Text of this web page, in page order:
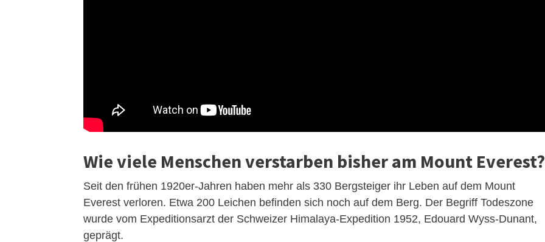
Wie viele Menschen verstarben bisher am Mount Everest?
Seit den frühen 1920er-Jahren haben mehr als 330 Bergsteiger ihr Leben auf dem Mount
Everest verloren. Etwa 200 Leichen befinden sich noch auf dem Berg. Der Begriff Todeszone
wurde vom Expeditionsarzt der Schweizer Himalaya-Expedition 1952, Edouard Wyss-Dunant,
geprägt.